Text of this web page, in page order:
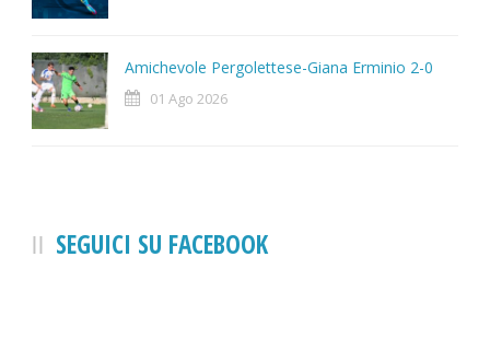
Amichevole Pergolettese-Giana Erminio 2-0
01 Ago 2026
SEGUICI SU FACEBOOK